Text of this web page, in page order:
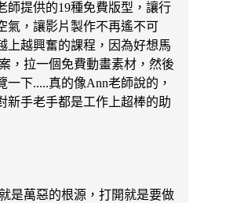
師提供的19種免費版型，讓行
氣，讓影片製作不再遙不可
上越興奮的課程，因為好想馬
，拉一個免費動畫素材，然後
一下.....真的像Ann老師說的，
新手老手都是工作上超棒的助
是萬惡的根源，打開就是要做